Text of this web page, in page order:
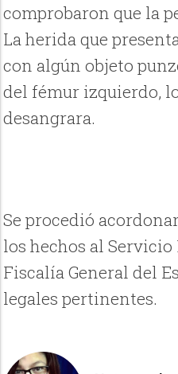
comprobaron que la
La herida que
con algún objeto
del fémur izquierdo,
desangrara.
Se procedió
los hechos al
Fiscalía General del
legales pertinentes.